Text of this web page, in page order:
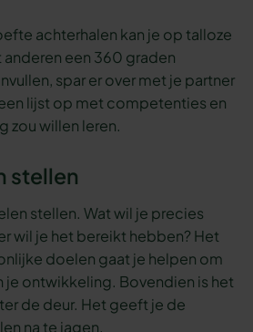
achterhalen kan je op talloze
een 360 graden
spar er over met je partner
lijst op met competenties en
zou willen leren.
stellen
stellen. Wat wil je precies
wil je het bereikt hebben? Het
doelen gaat je helpen om
je ontwikkeling. Bovendien is het
de deur. Het geeft je de
na te jagen.